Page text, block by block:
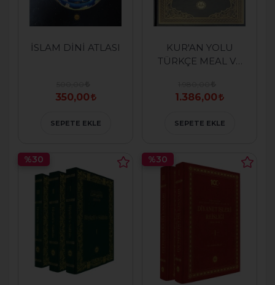
İSLAM DİNİ ATLASI
350,00
SEPETE EKLE
KUR'AN YOLU
TÜRKÇE MEAL VE
1.386,00
SEPETE EKLE
%30 %30